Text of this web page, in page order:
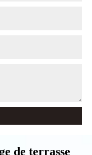
de terrasse